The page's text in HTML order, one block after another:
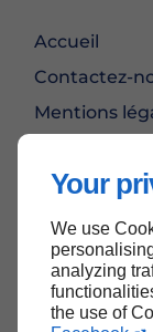
Your
We use
analyzing
the use of
Accueil
Contactez-
Mentions